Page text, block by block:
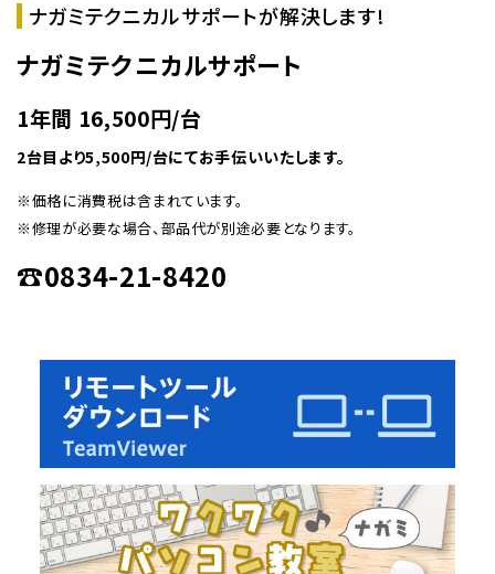
ナガミテクニカルサポートが解決します!
ナガミテクニカルサポート
1年間 16,500円/台
2台目より5,500円/台にてお手伝いいたします。
※価格に消費税は含まれています。
※修理が必要な場合、部品代が別途必要となります。
☎︎0834-21-8420